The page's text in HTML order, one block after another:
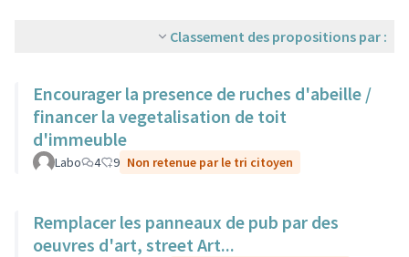
Classement des propositions par :
Encourager la presence de ruches d'abeille /
financer la vegetalisation de toit
d'immeuble
Labo 4 9 Non retenue par le tri citoyen
Remplacer les panneaux de pub par des
oeuvres d'art, street Art...